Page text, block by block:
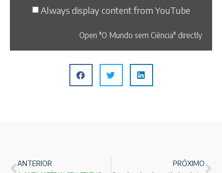
Always display content from YouTube
Open "O Mundo sem Ciência" directly
ANTERIOR PRÓXIMO